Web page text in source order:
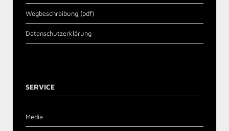
Wegbeschreibung (pdf)
Datenschutzerklärung
SERVICE
Media